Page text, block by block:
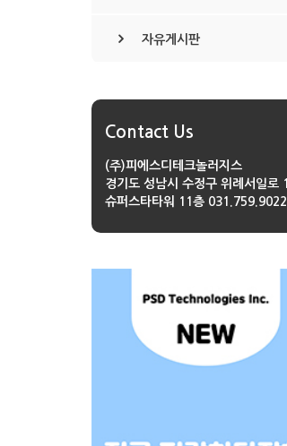
자유게시판
Contact Us
(주)피에스디테크놀러지스
경기도 성남시 수정구 위례서일로
슈퍼스타타워 11층 031.759.9022